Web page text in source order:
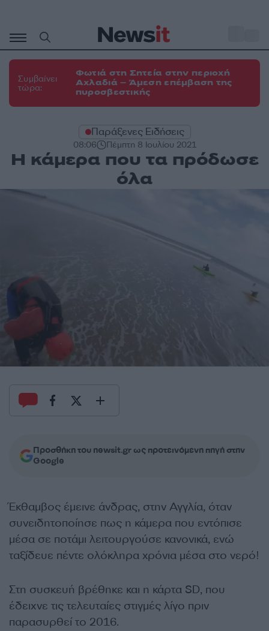
περιεχόμενο
Συμβαίνει
τώρα:
Φωτιά στη Σητεία στην περιοχή
Αχλαδιά – Άμεση επέμβαση της
πυροσβεστικής
Παράξενες Ειδήσεις
08:06 Πέμπτη 8 Ιουλίου 2021
Η κάμερα που τα πρόδωσε
όλα
Προσθήκη του newsit.gr ως προτεινόμενη πηγή στην
Google
Έκθαμβος έμεινε άνδρας, στην Αγγλία, όταν
συνειδητοποίησε πως η κάμερα που εντόπισε
μέσα σε ποτάμι λειτουργούσε κανονικά, ενώ
ταξίδευε πέντε ολόκληρα χρόνια μέσα στο νερό!
Στη συσκευή βρέθηκε και η κάρτα SD, που
έδειχνε τις τελευταίες στιγμές λίγο πριν
παρασυρθεί το 2016.